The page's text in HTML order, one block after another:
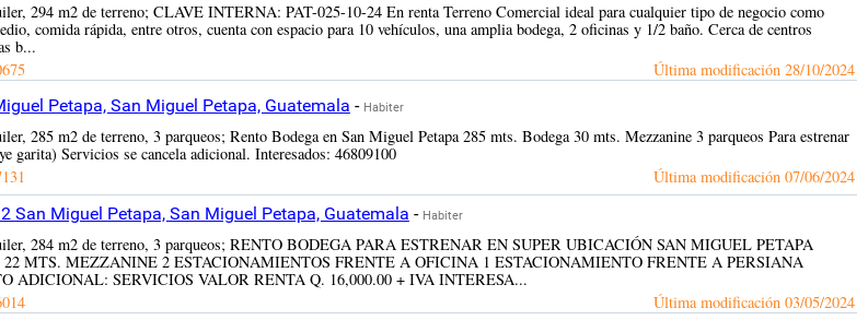
294 m2 de terreno; CLAVE INTERNA: PAT-025-10-24 En renta Terreno Comercial ideal para cualquier tipo de negocio como
comida rápida, entre otros, cuenta con espacio para 10 vehículos, una amplia bodega, 2 oficinas y 1/2 baño. Cerca de centros
b...
Última modificación 28/10/2024
Petapa, San Miguel Petapa, Guatemala - Habiter
285 m2 de terreno, 3 parqueos; Rento Bodega en San Miguel Petapa 285 mts. Bodega 30 mts. Mezzanine 3 parqueos Para estrenar
garita) Servicios se cancela adicional. Interesados: 46809100
Última modificación 07/06/2024
San Miguel Petapa, San Miguel Petapa, Guatemala - Habiter
284 m2 de terreno, 3 parqueos; RENTO BODEGA PARA ESTRENAR EN SUPER UBICACIÓN SAN MIGUEL PETAPA
MTS. MEZZANINE 2 ESTACIONAMIENTOS FRENTE A OFICINA 1 ESTACIONAMIENTO FRENTE A PERSIANA
ADICIONAL: SERVICIOS VALOR RENTA Q. 16,000.00 + IVA INTERESA...
Última modificación 03/05/2024